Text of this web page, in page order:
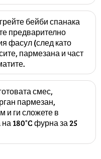
бейби спанака
предварително
фасул (след като
пармезана и част
смес,
пармезан,
и ги сложете в
180°C фурна за 25